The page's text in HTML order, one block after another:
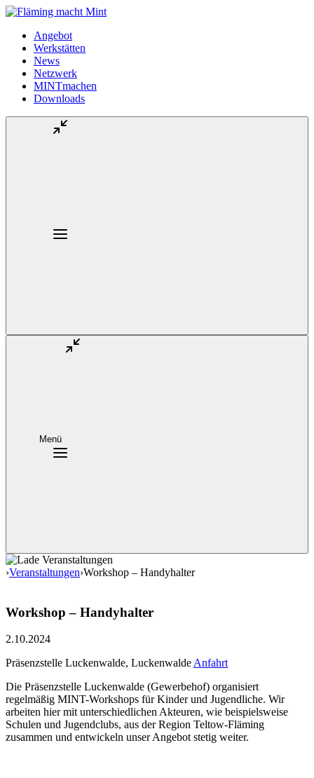
Angebot
Werkstätten
News
Netzwerk
MINTmachen
Downloads
Menü
›Veranstaltungen›Workshop – Handyhalter
Workshop – Handyhalter
2.10.2024
Präsenzstelle Luckenwalde, LuckenwaldeAnfahrt
Die Präsenzstelle Luckenwalde (Gewerbehof) organisiert
regelmäßig MINT-Workshops für Kinder und Jugendliche. Wir
arbeiten hier mit unterschiedlichen Akteuren, wie beispielsweise
Schulen und Jugendclubs, aus der Region Teltow-Fläming
zusammen und entwickeln unser Angebot stetig weiter.